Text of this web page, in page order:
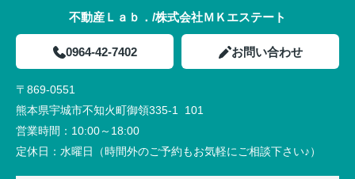
不動産Ｌａｂ．/株式会社ＭＫエステート
0964-42-7402 お問い合わせ
〒869-0551
熊本県宇城市不知火町御領335-1 101
営業時間： 10:00～18:00
定休日： 水曜日（時間外のご予約もお気軽にご相談下さい♪）